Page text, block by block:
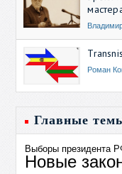
Роман
Главные
Выборы президента
Новые